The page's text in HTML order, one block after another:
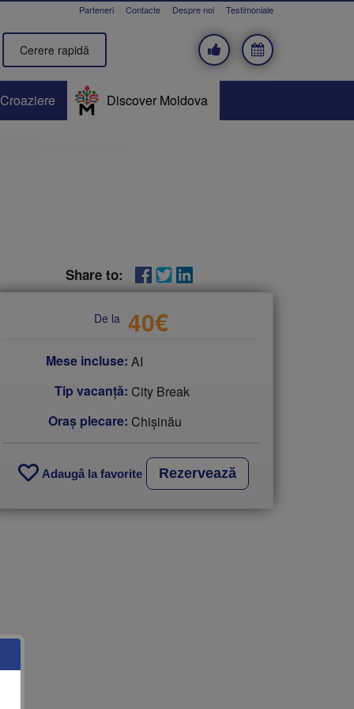
Testimoniale
Despre noi
Contacte
Parteneri
Cerere rapidă
Croaziere Discover Moldova
Share to:
De la 40€
Mese incluse: AI
Tip vacanţă: City Break
Oraș plecare: Chişinău
Adaugâ la favorite Rezervează